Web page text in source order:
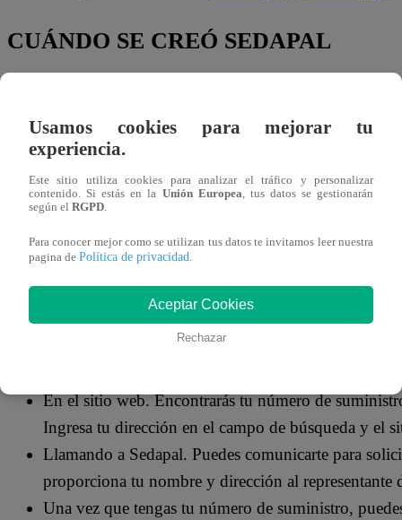
CUÁNDO SE CREÓ SEDAPAL
de agua potable, alcantarillado y tratamiento de aguas
país,Lima, y sus alrededores. Fue fundada en 1962 y
CÓMO VER EL NÚMERO DE
Hay varias formas de encontrar tu número de
En tu recibo de agua. El número de suministros de
derecha de tu recibo de agua.
En tu medidor de agua. El número de suministros
En el sitio web. Encontrarás tu número de
Ingresa tu dirección en el campo de búsqueda y el
Llamando a Sedapal. Puedes comunicarte para
proporciona tu nombre y dirección al
Una vez que tengas tu número de suministro,
Usamos cookies para mejorar tu
experiencia.
Este sitio utiliza cookies para analizar el tráfico y personalizar
contenido. Si estás en la Unión Europea, tus datos se gestionarán
según el RGPD.
Para conocer mejor como se utilizan tus datos te invitamos leer nuestra
pagina de Política de privacidad.
Aceptar Cookies
Rechazar